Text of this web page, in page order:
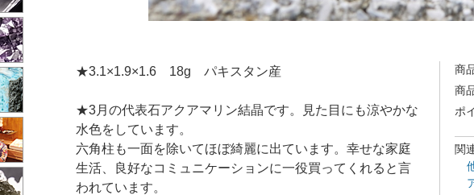
商
商
ポ
関
★3.1×1.9×1.6 18g パキスタン産
★3月の代表石アクアマリン結晶です。見た目にも涼やかな
水色をしています。
六角柱も一面を除いてほぼ綺麗に出ています。幸せな家庭
生活、良好なコミュニケーションに一役買ってくれると言
われています。